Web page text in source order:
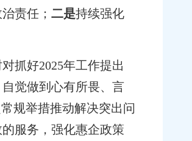
责任； 二是持续强化
抓好2025年工作提出
觉做到心有所畏、言
规举措推动解决突出问
服务，强化惠企政策